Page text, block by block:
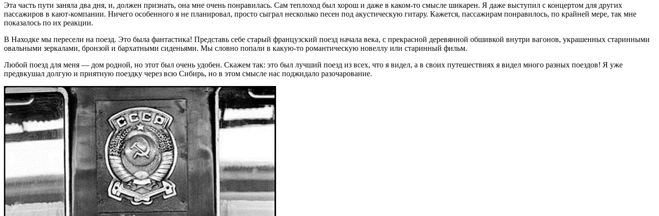
Эта часть пути заняла два дня, и, должен признать, она мне очень понравилась. Сам теплоход был хорош и даже в каком-то смысле шикарен. Я даже выступил с концертом для других
пассажиров в кают-компании. Ничего особенного я не планировал, просто сыграл несколько песен под акустическую гитару. Кажется, пассажирам понравилось, по крайней мере, так мне
показалось по их реакции.
В Находке мы пересели на поезд. Это была фантастика! Представь себе старый французский поезд начала века, с прекрасной деревянной обшивкой внутри вагонов, украшенных старинными
овальными зеркалами, бронзой и бархатными сиденьями. Мы словно попали в какую-то романтическую новеллу или старинный фильм.
Любой поезд для меня — дом родной, но этот был очень удобен. Скажем так: это был лучший поезд из всех, что я видел, а в своих путешествиях я видел много разных поездов! Я уже
предвкушал долгую и приятную поездку через всю Сибирь, но в этом смысле нас поджидало разочарование.